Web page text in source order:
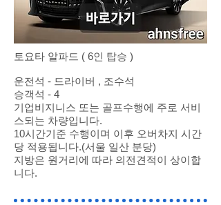
토요타 알파드 ( 6인 탑승 )
운전석 - 드라이버 , 조수석
승객석 - 4
기업비지니스 또는 골프수행에 주로 서비
스되는 차량입니다.
10시간기준 수행이며 이후 오버차지 시간
당 적용됩니다.(서울 일산 분당)
지방은 원거리에 따라 의전견적이 상이합
니다.